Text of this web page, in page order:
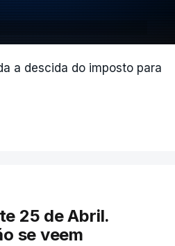
a descida do imposto para
25 de Abril.
se veem